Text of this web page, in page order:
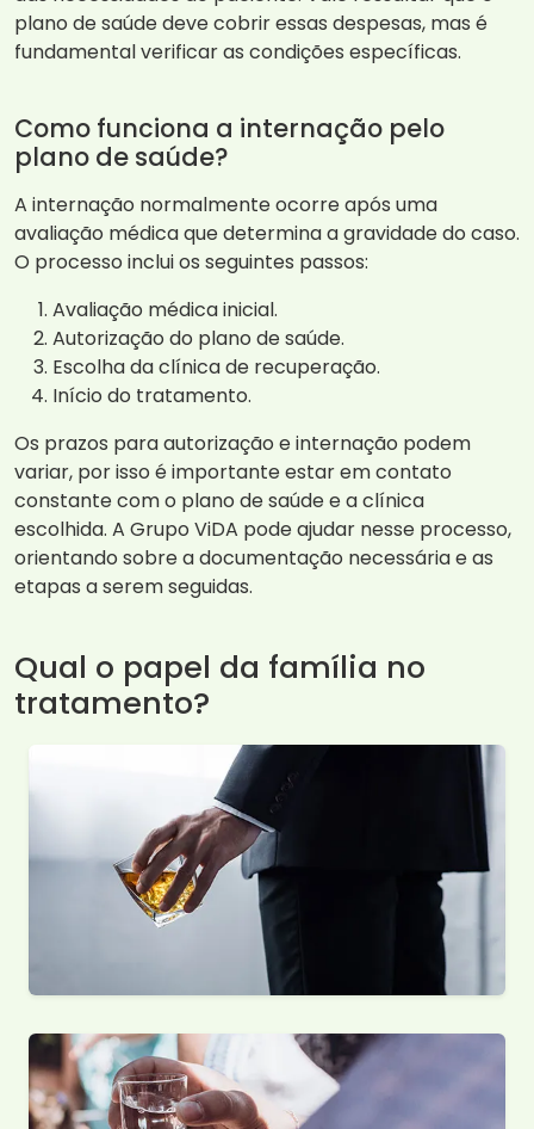
plano de saúde deve cobrir essas despesas, mas é
fundamental verificar as condições específicas.
Como funciona a internação pelo
plano de saúde?
A internação normalmente ocorre após uma
avaliação médica que determina a gravidade do caso.
O processo inclui os seguintes passos:
Avaliação médica inicial.
Autorização do plano de saúde.
Escolha da clínica de recuperação.
Início do tratamento.
Os prazos para autorização e internação podem
variar, por isso é importante estar em contato
constante com o plano de saúde e a clínica
escolhida. A Grupo ViDA pode ajudar nesse processo,
orientando sobre a documentação necessária e as
etapas a serem seguidas.
Qual o papel da família no
tratamento?